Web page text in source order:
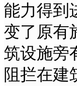
能力得到
变了原有
筑设施旁
阻拦在建